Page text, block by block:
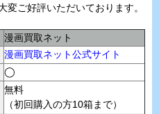
変ご好評いただいております。
漫画買取ネット
漫画買取ネット公式サイト
◯
無料
（初回購入の方10箱まで）